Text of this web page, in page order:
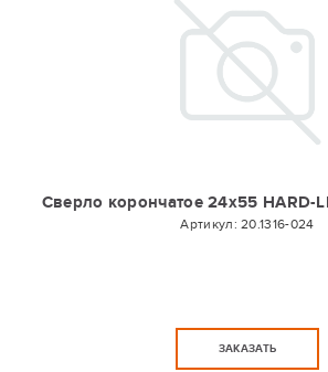
Сверло корончатое 24х55 HARD-
Артикул:20.1316-024
ЗАКАЗАТЬ